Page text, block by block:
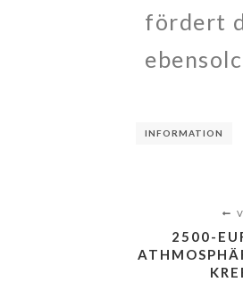
fördert
INFORMATION
2500-